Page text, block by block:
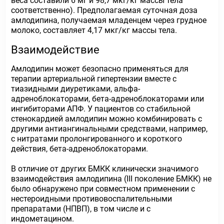
соответственно). Предполагаемая суточная доза
амлодипина, получаемая младенцем через грудное
молоко, составляет 4,17 мкг/кг массы тела.
Взаимодействие
Амлодипин может безопасно применяться для
терапии артериальной гипертензии вместе с
тиазидными диуретиками, альфа-
адреноблокаторами, бета-адреноблокаторами или
ингибиторами АПФ. У пациентов со стабильной
стенокардией амлодипин можно комбинировать с
другими антиангинальными средствами, например,
с нитратами пролонгированного и короткого
действия, бета-адреноблокаторами.
В отличие от других БМКК клинически значимого
взаимодействия амлодипина (III поколение БМКК) не
было обнаружено при совместном применении с
нестероидными противовоспалительными
препаратами (НПВП), в том числе и с
индометацином.